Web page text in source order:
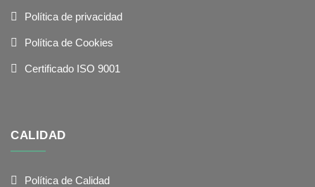
Política de privacidad
Política de Cookies
Certificado ISO 9001
CALIDAD
Política de Calidad